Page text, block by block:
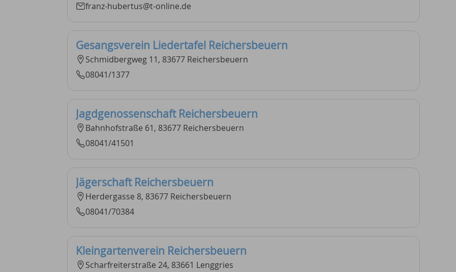
franz-hubertus@t-online.de
Gesangsverein Liedertafel Reichersbeuern
Schmidbergweg 11, 83677 Reichersbeuern
08041/1377
Jagdgenossenschaft Reichersbeuern
Bahnhofstraße 61, 83677 Reichersbeuern
08041/41501
Jägerschaft Reichersbeuern
Herdergasse 8, 83677 Reichersbeuern
08041/70384
Kleingartenverein Reichersbeuern
Scharfreiterstraße 24, 83661 Lenggries